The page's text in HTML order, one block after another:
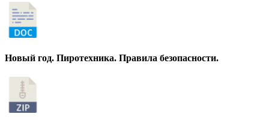
Новый год. Пиротехника. Правила безопасности.